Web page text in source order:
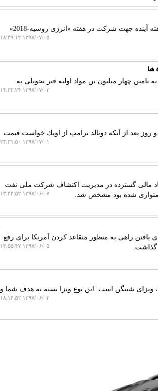
خبرگزاری نفت و گاز: مسكو- وزیر نفت جمهوری اسلامی ایران هفته آینده جهت شركت در هفته «انرژی روسیه-2018»
۱۳۹۷/۰۷/۰۵ ۱۸:۴۹:۱۲
ها
چهار میلیون تن مواد اولیه قیر تحویلی به
۱۳۹۷/۰۷/۰۳ ۱۴:۳۲:۲۴
بعد از آنكه دونالد ترامپ از اوپك خواست قیمت
۱۳۹۷/۰۷/۰۱ ۲۳:۳۱:۵۰
حدود ۹ ماه از كشف یك فساد مالی گسترده در مدیریت اكتشاف شركت ملی نفت
متواری شده بود مشخص شد.
۱۳۹۷/۰۶/۰۷ ۱۳:۴۴:۵۲
راهی به منظور متقاعد كردن آمریكا برای رفع
گذاشت.
۱۳۹۷/۰۶/۰۵ ۱۳:۵۵:۴۷
ویزای شینگن است. این نوع ویزا بسته به هدف شما و
۱۳۹۷/۰۶/۰۲ ۱۸:۱۴:۵۲